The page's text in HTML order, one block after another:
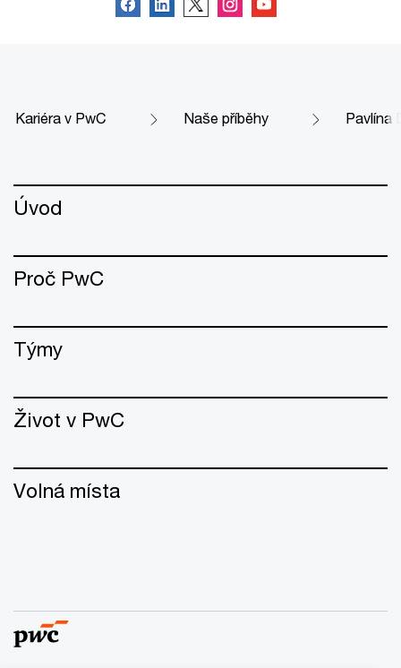
Kariéra v PwC Naše příběhy Pavlína
Úvod
Proč PwC
Týmy
Život v PwC
Volná místa